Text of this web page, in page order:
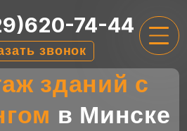
74-44
звонок
зданий с
в Минске